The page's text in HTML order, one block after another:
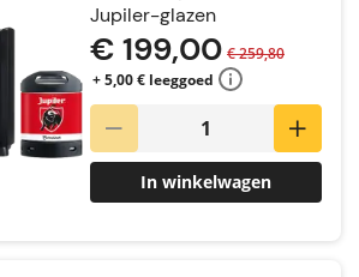
Jupiler-glazen
€ 199,00 € 259,80
+ 5,00 € leeggoed
In winkelwagen